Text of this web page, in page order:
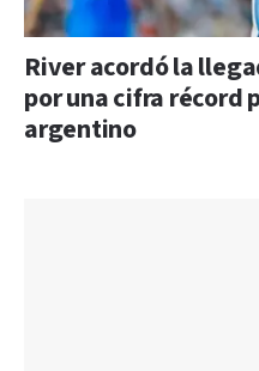
River acordó la
por una cifra récord
argentino